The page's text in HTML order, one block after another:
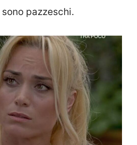
pazzeschi.